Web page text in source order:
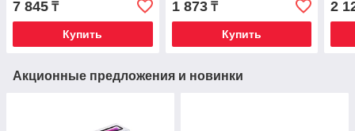
1800RPM 53CFM Черный
7 845 ₸
Купить
Черный
1 873₸
Купить
2
Акционные предложения и новинки